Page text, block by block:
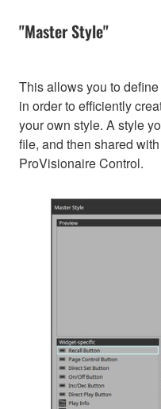
"Master Style"
This allows you to
in order to efficiently
your own style. A style
file, and then shared
ProVisionaire Control.